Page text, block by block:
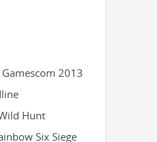
2013
Hunt
Six Siege